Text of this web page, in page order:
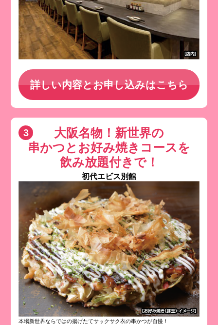
詳しい内容とお申し込みはこちら
大阪名物！新世界の
串かつとお好み焼きコースを
飲み放題付きで！
初代エビス別館
本場新世界ならではの揚げたてサックサク衣の串かつが自慢！